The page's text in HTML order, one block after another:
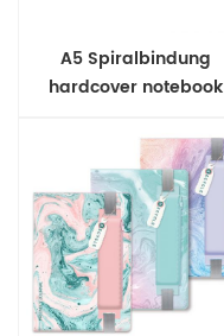
A5 Spiralbindung
hardcover notebook